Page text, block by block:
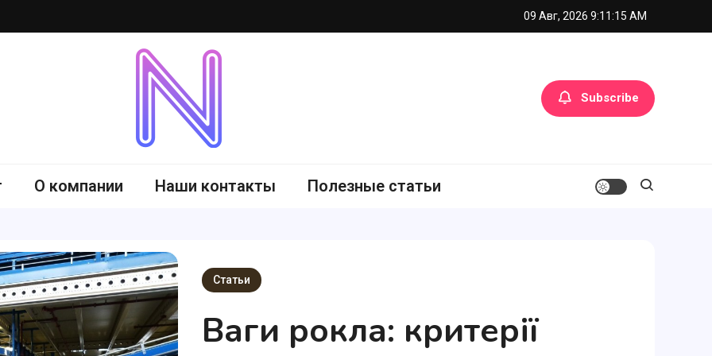
09 Авг, 2026 9:11:17 AM
Subscribe
О компании Наши контакты Полезные статьи
Статьи
Ваги рокла: критерії